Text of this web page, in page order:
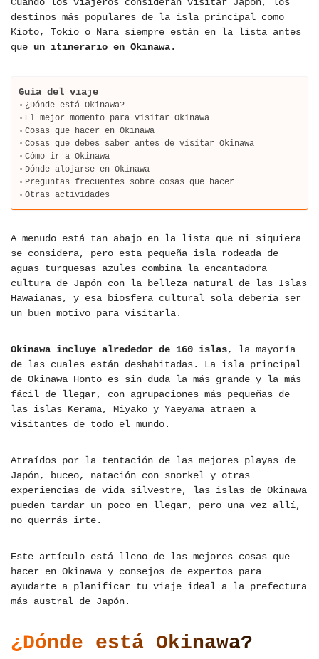
Cuando los viajeros consideran visitar Japón, los
destinos más populares de la isla principal como
Kioto, Tokio o Nara siempre están en la lista antes
que un itinerario en Okinawa.
Guía del viaje
¿Dónde está Okinawa?
El mejor momento para visitar Okinawa
Cosas que hacer en Okinawa
Cosas que debes saber antes de visitar Okinawa
Cómo ir a Okinawa
Dónde alojarse en Okinawa
Preguntas frecuentes sobre cosas que hacer
Otras actividades
A menudo está tan abajo en la lista que ni siquiera
se considera, pero esta pequeña isla rodeada de
aguas turquesas azules combina la encantadora
cultura de Japón con la belleza natural de las Islas
Hawaianas, y esa biosfera cultural sola debería ser
un buen motivo para visitarla.
Okinawa incluye alrededor de 160 islas, la mayoría
de las cuales están deshabitadas. La isla principal
de Okinawa Honto es sin duda la más grande y la más
fácil de llegar, con agrupaciones más pequeñas de
las islas Kerama, Miyako y Yaeyama atraen a
visitantes de todo el mundo.
Atraídos por la tentación de las mejores playas de
Japón, buceo, natación con snorkel y otras
experiencias de vida silvestre, las islas de Okinawa
pueden tardar un poco en llegar, pero una vez allí,
no querrás irte.
Este artículo está lleno de las mejores cosas que
hacer en Okinawa y consejos de expertos para
ayudarte a planificar tu viaje ideal a la prefectura
más austral de Japón.
¿Dónde está Okinawa?